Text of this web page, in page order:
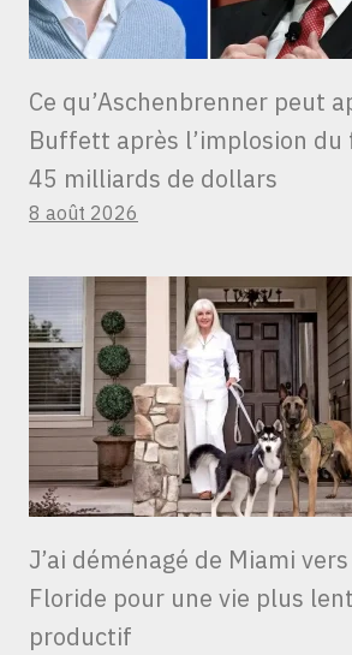
Ce qu’Aschenbrenner peut
Buffett après l’implosion du
45 milliards de dollars
8 août 2026
J’ai déménagé de Miami
Floride pour une vie plus
productif